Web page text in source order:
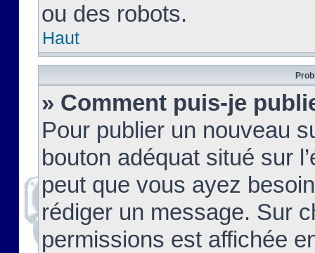
ou des robots.
Haut
» Comment puis-je
Pour publier un nouveau
bouton adéquat situé sur
peut que vous ayez
rédiger un message. Sur
permissions est affichée